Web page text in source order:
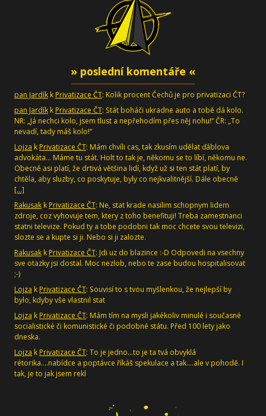
» poslední komentáře «
pan Jardík k Privatizace ČT: Kolik procent Čechů je pro privatizaci ČT?
pan Jardík k Privatizace ČT: Stát boháči ukradne auto a tobě dá kolo.
NR: „Já nechci kolo, jsem tlust a nepřehodím přes něj nohu!“ ČR: „To
nevadí, tady máš kolo!“
Lojza k Privatizace ČT: Mám chvíli cas, tak zkusím udělat ďáblova
advokáta... Máme tu stát. Holt to tak je, někomu se to líbí, někomu ne.
Obecně asi platí, že drtivá většina lidí, když už si ten stát platí, by
chtěla, aby sluzby, co poskytuje, byly co nejkvalitnější. Dále obecně
[…]
Rakusak k Privatizace ČT: Ne, stat krade nasilim schopnym lidem
zdroje, coz vyhovuje tem, ktery z toho benefituji! Treba zamestnanci
statni televize. Pokud ty a tobe podobni tak moc chcete svou televizi,
slozte se a kupte si ji. Nebo si ji zalozte.
Rakusak k Privatizace ČT: Jdi uz do blazince :-D Odpovedi na vsechny
sve otazky jsi dostal. Moc nezlob, nebo te zase budou hospitalisovat
;-)
Lojza k Privatizace ČT: Souvisí to s tvou myšlenkou, že nejlepší by
bylo, kdyby vše vlastnil stat
Lojza k Privatizace ČT: Mám tím na mysli jakékoliv minulé i současné
socialistické či komunistické či podobné státu. Před 100 lety jako
dneska.
Lojza k Privatizace ČT: To je jedno...to je ta tvá obvyklá
rétorika....nabídce a poptávce říkáš spekulace a tak....ale v pohodě. I
tak, je to jak jsem rekl